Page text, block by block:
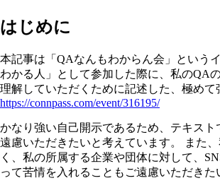
はじめに
本記事は「QAなんもわからん会」という
わかる人」として参加した際に、私のQA
理解していただくために記述した、極めて
https://connpass.com/event/316195/
かなり強い自己開示であるため、テキスト
遠慮いただきたいと考えています。 また
く、私の所属する企業や団体に対して、
って苦情を入れることもご遠慮いただきた